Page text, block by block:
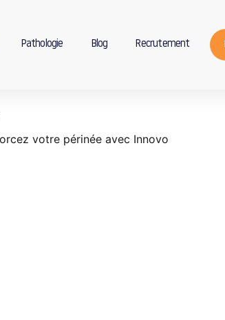
Pathologie Blog Recrutement